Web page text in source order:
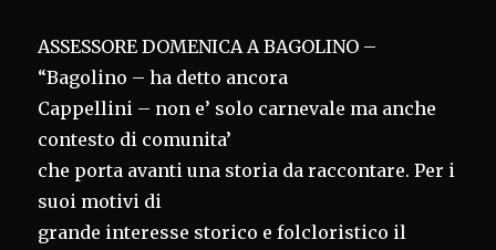
ASSESSORE DOMENICA A BAGOLINO –
“Bagolino – ha detto ancora
Cappellini – non e’ solo carnevale ma anche
contesto di comunita’
che porta avanti una storia da raccontare. Per i
suoi motivi di
grande interesse storico e folcloristico il